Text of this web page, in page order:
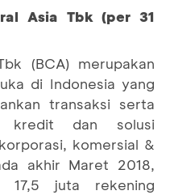
Asia Tbk (per 31
(BCA) merupakan
di Indonesia yang
transaksi serta
kredit dan solusi
komersial &
akhir Maret 2018,
17,5 juta rekening